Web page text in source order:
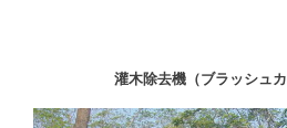
灌木除去機（ブラッシュ